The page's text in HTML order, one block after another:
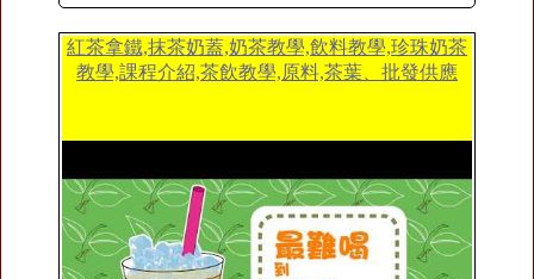
紅茶拿鐵,抹茶奶蓋,奶茶教學,飲料教學,珍珠奶茶
教學,課程介紹,茶飲教學,原料,茶葉、批發供應